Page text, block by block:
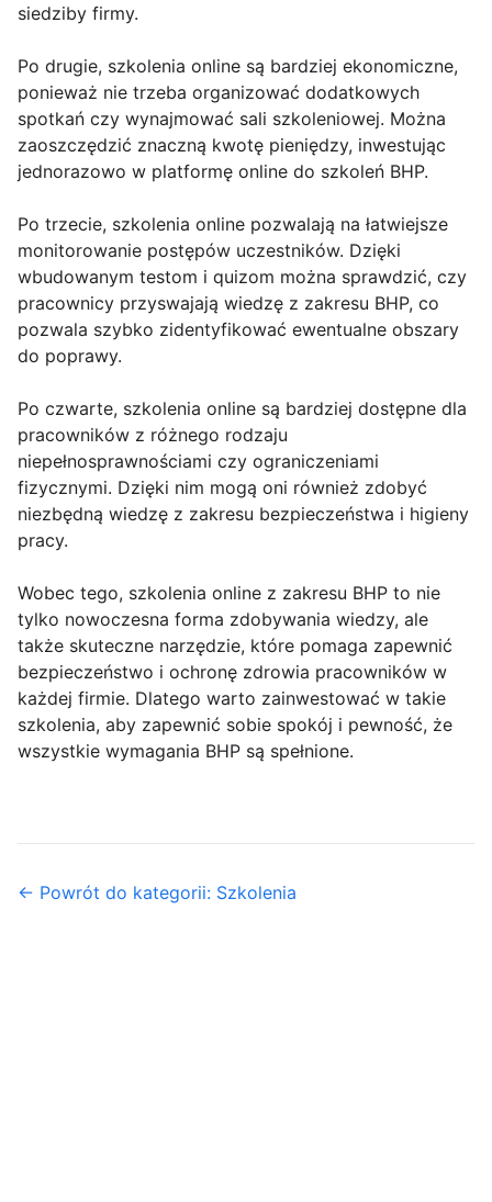
siedziby firmy.
Po drugie, szkolenia online są bardziej ekonomiczne,
ponieważ nie trzeba organizować dodatkowych
spotkań czy wynajmować sali szkoleniowej. Można
zaoszczędzić znaczną kwotę pieniędzy, inwestując
jednorazowo w platformę online do szkoleń BHP.
Po trzecie, szkolenia online pozwalają na łatwiejsze
monitorowanie postępów uczestników. Dzięki
wbudowanym testom i quizom można sprawdzić, czy
pracownicy przyswajają wiedzę z zakresu BHP, co
pozwala szybko zidentyfikować ewentualne obszary
do poprawy.
Po czwarte, szkolenia online są bardziej dostępne dla
pracowników z różnego rodzaju
niepełnosprawnościami czy ograniczeniami
fizycznymi. Dzięki nim mogą oni również zdobyć
niezbędną wiedzę z zakresu bezpieczeństwa i higieny
pracy.
Wobec tego, szkolenia online z zakresu BHP to nie
tylko nowoczesna forma zdobywania wiedzy, ale
także skuteczne narzędzie, które pomaga zapewnić
bezpieczeństwo i ochronę zdrowia pracowników w
każdej firmie. Dlatego warto zainwestować w takie
szkolenia, aby zapewnić sobie spokój i pewność, że
wszystkie wymagania BHP są spełnione.
← Powrót do kategorii: Szkolenia